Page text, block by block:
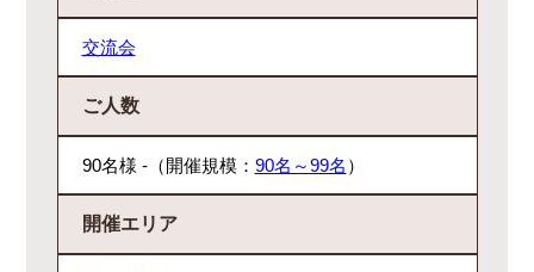
交流会
ご人数
90名様 -（開催規模： 90名～99名 ）
開催エリア